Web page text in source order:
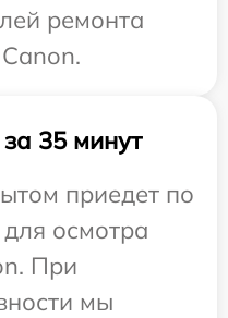
ремонта
35 минут
приедет по
осмотра
При
мы